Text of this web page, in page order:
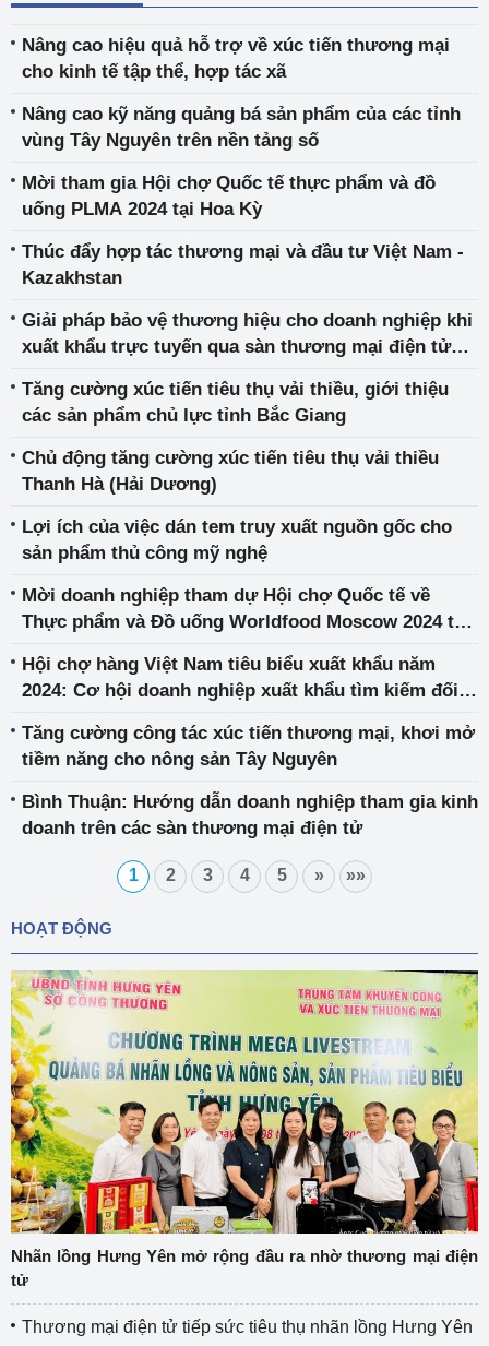
Nâng cao hiệu quả hỗ trợ về xúc tiến thương mại
cho kinh tế tập thể, hợp tác xã
Nâng cao kỹ năng quảng bá sản phẩm của các tỉnh
vùng Tây Nguyên trên nền tảng số
Mời tham gia Hội chợ Quốc tế thực phẩm và đồ
uống PLMA 2024 tại Hoa Kỳ
Thúc đẩy hợp tác thương mại và đầu tư Việt Nam -
Kazakhstan
Giải pháp bảo vệ thương hiệu cho doanh nghiệp khi
xuất khẩu trực tuyến qua sàn thương mại điện tử
Tăng cường xúc tiến tiêu thụ vải thiều, giới thiệu
các sản phẩm chủ lực tỉnh Bắc Giang
Chủ động tăng cường xúc tiến tiêu thụ vải thiều
Thanh Hà (Hải Dương)
Lợi ích của việc dán tem truy xuất nguồn gốc cho
sản phẩm thủ công mỹ nghệ
Mời doanh nghiệp tham dự Hội chợ Quốc tế về
Thực phẩm và Đồ uống Worldfood Moscow 2024 tại
Hội chợ hàng Việt Nam tiêu biểu xuất khẩu năm
2024: Cơ hội doanh nghiệp xuất khẩu tìm kiếm đối
Tăng cường công tác xúc tiến thương mại, khơi mở
tiềm năng cho nông sản Tây Nguyên
Bình Thuận: Hướng dẫn doanh nghiệp tham gia kinh
doanh trên các sàn thương mại điện tử
1 2 3 4 5 » »»
HOẠT ĐỘNG
Nhãn lồng Hưng Yên mở rộng đầu ra nhờ thương mại điện
tử
Thương mại điện tử tiếp sức tiêu thụ nhãn lồng Hưng Yên